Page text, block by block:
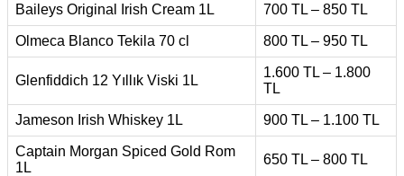
Baileys Original Irish Cream 1L 700 TL – 850 TL
Olmeca Blanco Tekila 70 cl 800 TL – 950 TL
Glenfiddich 12 Yıllık Viski 1L
1.600 TL – 1.800
TL
Jameson Irish Whiskey 1L 900 TL – 1.100 TL
Captain Morgan Spiced Gold Rom
1L
650 TL – 800 TL